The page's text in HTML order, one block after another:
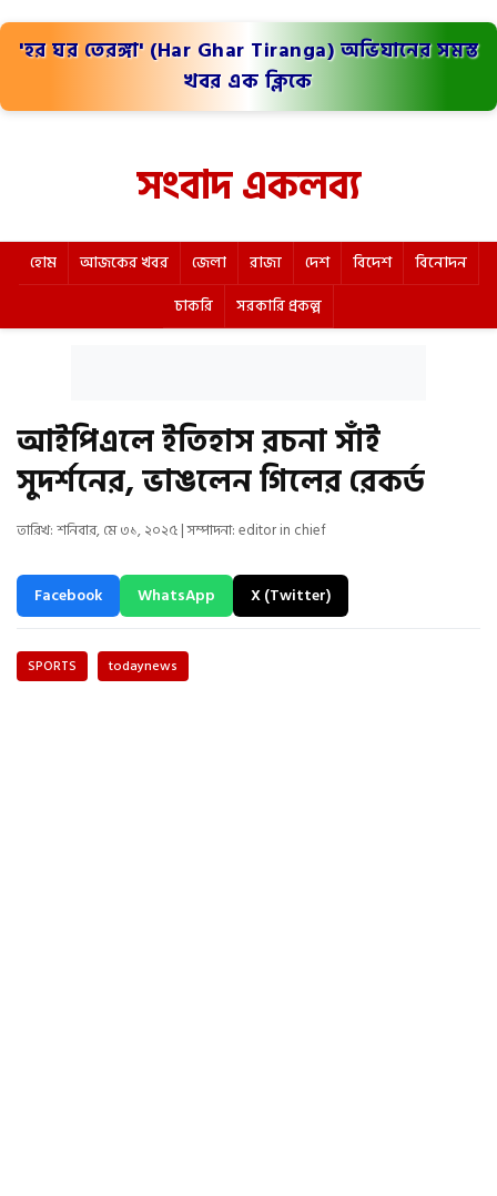
'হর ঘর তেরঙ্গা' (Har Ghar Tiranga) অভিযানের সমস্ত
খবর এক ক্লিকে
সংবাদ একলব্য
হোম আজকের খবর জেলা রাজ্য দেশ বিদেশ
বিনোদন
চাকরি
সরকারি প্রকল্প
আইপিএলে ইতিহাস রচনা সাঁই
সুদর্শনের, ভাঙলেন গিলের রেকর্ড
তারিখ: শনিবার, মে ৩১, ২০২৫ | সম্পাদনা: editor in chief
Facebook WhatsApp X (Twitter)
SPORTS todaynews